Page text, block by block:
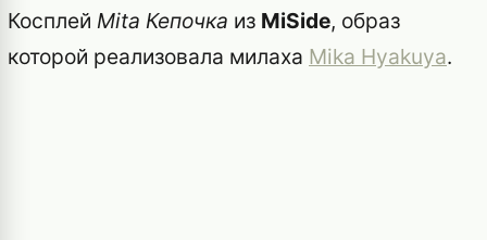
Косплей Mita Кепочка из MiSide, образ
которой реализовала милаха Mika Hyakuya.